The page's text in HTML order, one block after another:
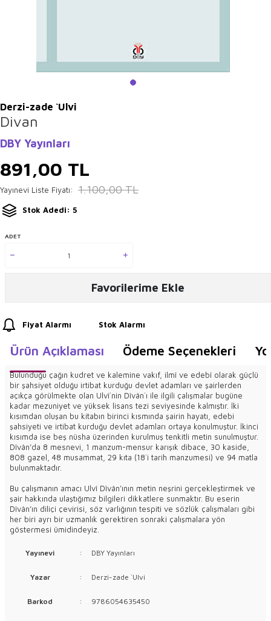
Derzi-zade `Ulvi
Divan
DBY Yayınları
891,00 TL
Yayınevi Liste Fiyatı: 1.100,00TL
Stok Adedi: 5
ADET
Favorilerime Ekle
Fiyat Alarmı Stok Alarmı
Ürün Açıklaması Ödeme Seçenekleri
Bulunduğu çağın kudret ve kalemine vakıf, ilmî ve edebî olarak güçlü
bir şahsiyet olduğu irtibat kurduğu devlet adamları ve şairlerden
açıkça görülmekte olan Ulvî`nin Dîvân`ı ile ilgili çalışmalar bugüne
kadar mezuniyet ve yüksek lisans tezi seviyesinde kalmıştır. İki
kısımdan oluşan bu kitabın birinci kısmında şairin hayatı, edebi
şahsiyeti ve irtibat kurduğu devlet adamları ortaya konulmuştur. İkinci
kısımda ise beş nüsha üzerinden kurulmuş tenkitli metin sunulmuştur.
Dîvân’da 8 mesnevi, 1 manzum-mensur karışık dibace, 30 kaside,
808 gazel, 48 musammat, 29 kıta (18`i tarih manzumesi) ve 94 matla
bulunmaktadır.
Bu çalışmanın amacı Ulvî Dîvân’ının metin neşrini gerçekleştirmek ve
şair hakkında ulaştığımız bilgileri dikkatlere sunmaktır. Bu eserin
Dîvân’ın diliçi çevirisi, söz varlığının tespiti ve sözlük çalışmaları gibi
her biri ayrı bir uzmanlık gerektiren sonraki çalışmalara yön
göstermesi ümidindeyiz.
Yayınevi : DBY Yayınları
Yazar : Derzi-zade `Ulvi
Barkod : 9786054635450